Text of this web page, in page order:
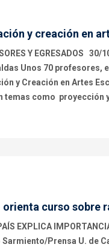
y creación en
Y EGRESADOS
Unos 70
y Creación en Artes
temas como
curso sobre
EXPLICA
Prensa U. de